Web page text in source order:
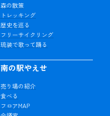
森の散策
トレッキング
歴史を巡る
フリーサイクリング
琉装で歌って踊る
南の駅やえせ
売り場の紹介
食べる
フロアMAP